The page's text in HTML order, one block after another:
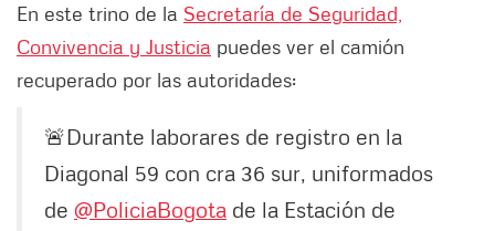
En este trino de la Secretaría de Seguridad,
Convivencia y Justicia puedes ver el camión
recuperado por las autoridades:
🚨Durante laborares de registro en la
Diagonal 59 con cra 36 sur, uniformados
de @PoliciaBogota de la Estación de